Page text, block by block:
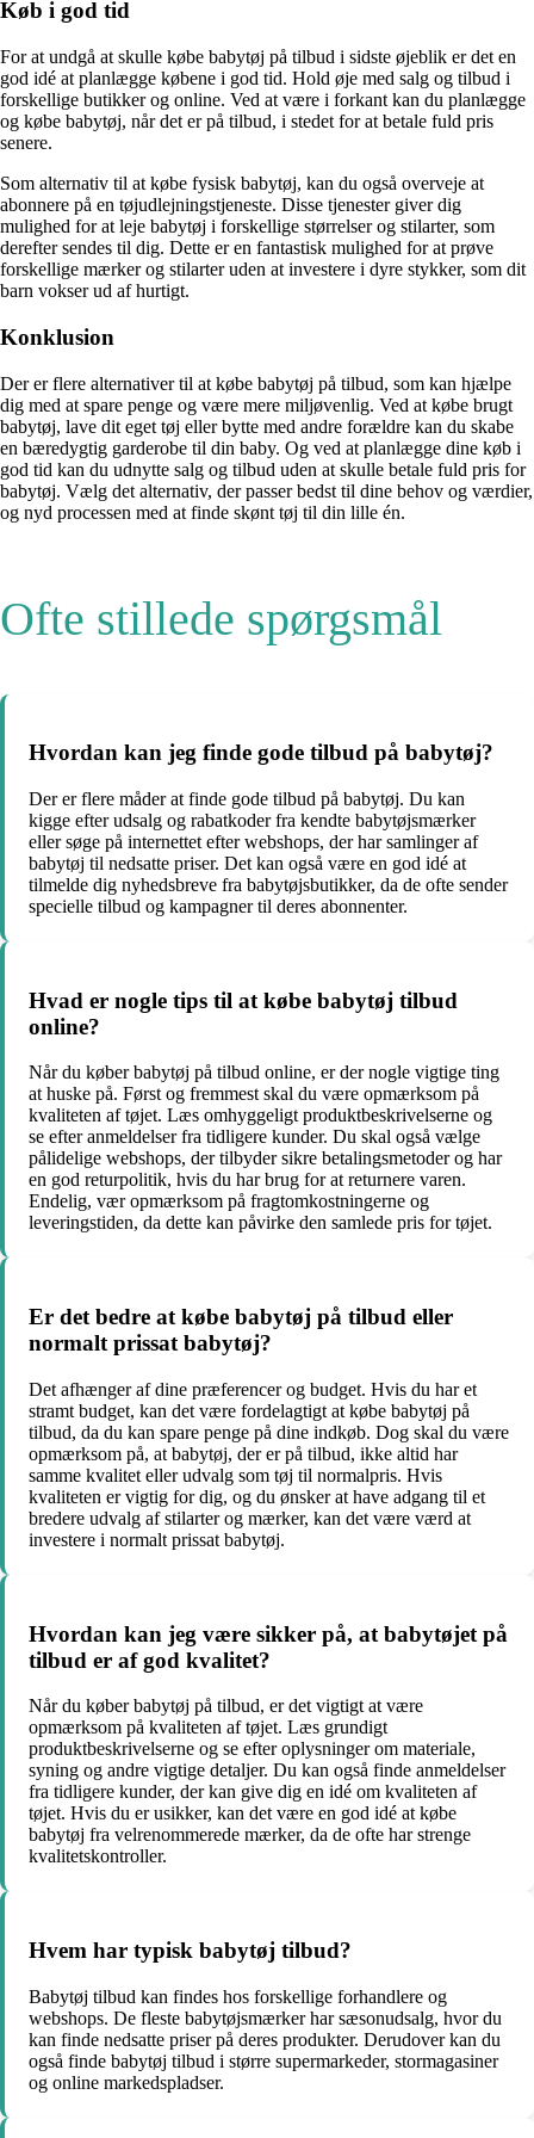
Køb i god tid
For at undgå at skulle købe babytøj på tilbud i sidste øjeblik er det en
god idé at planlægge købene i god tid. Hold øje med salg og tilbud i
forskellige butikker og online. Ved at være i forkant kan du planlægge
og købe babytøj, når det er på tilbud, i stedet for at betale fuld pris
senere.
Som alternativ til at købe fysisk babytøj, kan du også overveje at
abonnere på en tøjudlejningstjeneste. Disse tjenester giver dig
mulighed for at leje babytøj i forskellige størrelser og stilarter, som
derefter sendes til dig. Dette er en fantastisk mulighed for at prøve
forskellige mærker og stilarter uden at investere i dyre stykker, som dit
barn vokser ud af hurtigt.
Konklusion
Der er flere alternativer til at købe babytøj på tilbud, som kan hjælpe
dig med at spare penge og være mere miljøvenlig. Ved at købe brugt
babytøj, lave dit eget tøj eller bytte med andre forældre kan du skabe
en bæredygtig garderobe til din baby. Og ved at planlægge dine køb i
god tid kan du udnytte salg og tilbud uden at skulle betale fuld pris for
babytøj. Vælg det alternativ, der passer bedst til dine behov og værdier,
og nyd processen med at finde skønt tøj til din lille én.
Ofte stillede spørgsmål
Hvordan kan jeg finde gode tilbud på babytøj?
Der er flere måder at finde gode tilbud på babytøj. Du kan
kigge efter udsalg og rabatkoder fra kendte babytøjsmærker
eller søge på internettet efter webshops, der har samlinger af
babytøj til nedsatte priser. Det kan også være en god idé at
tilmelde dig nyhedsbreve fra babytøjsbutikker, da de ofte sender
specielle tilbud og kampagner til deres abonnenter.
Hvad er nogle tips til at købe babytøj tilbud
online?
Når du køber babytøj på tilbud online, er der nogle vigtige ting
at huske på. Først og fremmest skal du være opmærksom på
kvaliteten af ​​tøjet. Læs omhyggeligt produktbeskrivelserne og
se efter anmeldelser fra tidligere kunder. Du skal også vælge
pålidelige webshops, der tilbyder sikre betalingsmetoder og har
en god returpolitik, hvis du har brug for at returnere varen.
Endelig, vær opmærksom på fragtomkostningerne og
leveringstiden, da dette kan påvirke den samlede pris for tøjet.
Er det bedre at købe babytøj på tilbud eller
normalt prissat babytøj?
Det afhænger af dine præferencer og budget. Hvis du har et
stramt budget, kan det være fordelagtigt at købe babytøj på
tilbud, da du kan spare penge på dine indkøb. Dog skal du være
opmærksom på, at babytøj, der er på tilbud, ikke altid har
samme kvalitet eller udvalg som tøj til normalpris. Hvis
kvaliteten er vigtig for dig, og du ønsker at have adgang til et
bredere udvalg af stilarter og mærker, kan det være værd at
investere i normalt prissat babytøj.
Hvordan kan jeg være sikker på, at babytøjet på
tilbud er af god kvalitet?
Når du køber babytøj på tilbud, er det vigtigt at være
opmærksom på kvaliteten af ​​tøjet. Læs grundigt
produktbeskrivelserne og se efter oplysninger om materiale,
syning og andre vigtige detaljer. Du kan også finde anmeldelser
fra tidligere kunder, der kan give dig en idé om kvaliteten af ​​
tøjet. Hvis du er usikker, kan det være en god idé at købe
babytøj fra velrenommerede mærker, da de ofte har strenge
kvalitetskontroller.
Hvem har typisk babytøj tilbud?
Babytøj tilbud kan findes hos forskellige forhandlere og
webshops. De fleste babytøjsmærker har sæsonudsalg, hvor du
kan finde nedsatte priser på deres produkter. Derudover kan du
også finde babytøj tilbud i større supermarkeder, stormagasiner
og online markedspladser.